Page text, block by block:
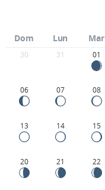
Dom Lun Mar
30 31 01
06 07 08
13 14 15
20 21 22